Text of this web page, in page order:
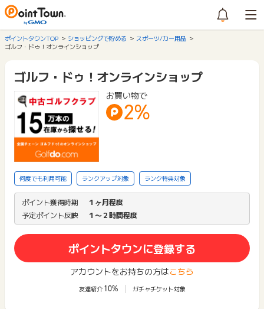
ポイントタウンTOP ショッピングで貯める
スポーツ/カー用品
ゴルフ・ドゥ！オンラインショップ
ゴルフ・ドゥ！オンラインショップ
お買い物で
2%
何度でも利用可能 ランクアップ対象 ランク特典対象
ポイント獲得時期
１ヶ月程度
予定ポイント反映
１〜２時間程度
ポイントタウンに登録する
アカウントをお持ちの方はこちら
友達紹介 10% ガチャチケット対象